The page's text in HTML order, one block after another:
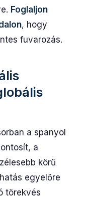
Foglaljon
, hogy
fuvarozás.
a spanyol
a
körű
egyelőre
törekvés